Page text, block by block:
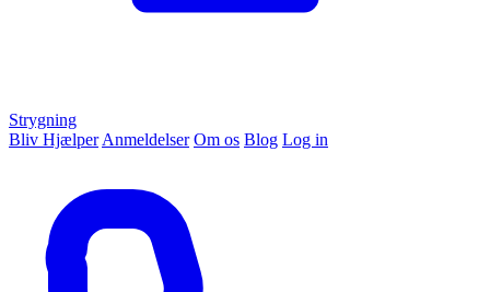
Strygning
Bliv Hjælper Anmeldelser Om os Blog Log in